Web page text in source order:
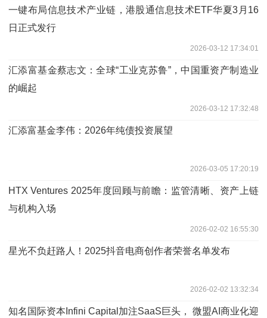
一键布局信息技术产业链，港股通信息技术ETF华夏3月16
日正式发行
2026-03-12 17:34:01
汇添富基金蔡志文：全球“工业克苏鲁”，中国重资产制造业
的崛起
2026-03-12 17:32:48
汇添富基金李伟：2026年纯债投资展望
2026-03-05 17:20:19
HTX Ventures 2025年度回顾与前瞻：监管清晰、资产上链
与机构入场
2026-02-02 16:55:30
星光不负赶路人！2025抖音电商创作者荣誉名单发布
2026-02-02 13:32:34
知名国际资本Infini Capital加注SaaS巨头， 微盟AI商业化迎